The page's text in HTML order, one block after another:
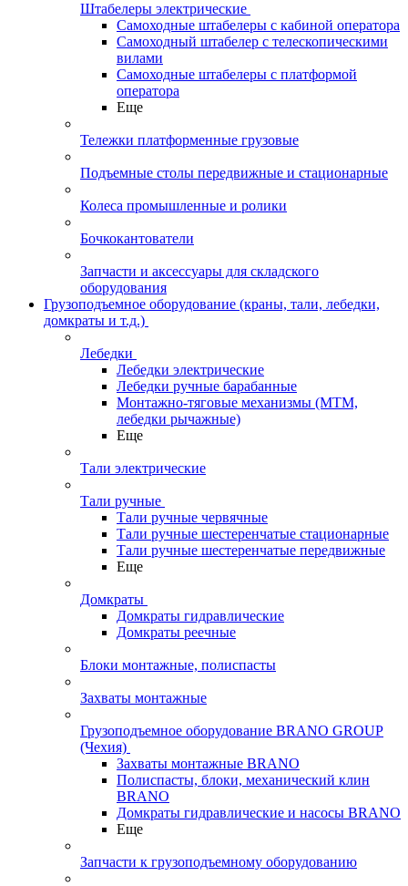
Штабелеры электрические
Самоходные штабелеры с кабиной оператора
Самоходный штабелер с телескопическими
вилами
Самоходные штабелеры с платформой
оператора
Еще
Тележки платформенные грузовые
Подъемные столы передвижные и стационарные
Колеса промышленные и ролики
Бочкокантователи
Запчасти и аксессуары для складского
оборудования
Грузоподъемное оборудование (краны, тали, лебедки,
домкраты и т.д.)
Лебедки
Лебедки электрические
Лебедки ручные барабанные
Монтажно-тяговые механизмы (МТМ,
лебедки рычажные)
Еще
Тали электрические
Тали ручные
Тали ручные червячные
Тали ручные шестеренчатые стационарные
Тали ручные шестеренчатые передвижные
Еще
Домкраты
Домкраты гидравлические
Домкраты реечные
Блоки монтажные, полиспасты
Захваты монтажные
Грузоподъемное оборудование BRANO GROUP
(Чехия)
Захваты монтажные BRANO
Полиспасты, блоки, механический клин
BRANO
Домкраты гидравлические и насосы BRANO
Еще
Запчасти к грузоподъемному оборудованию